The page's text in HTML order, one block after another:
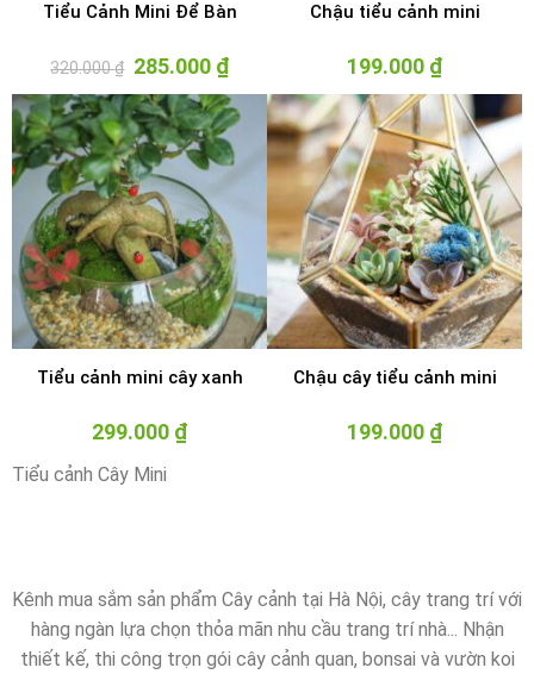
Tiểu Cảnh Mini Để Bàn
320.000₫ Giá
gốc
là:
320.000 ₫.
285.000 ₫Giá
hiện
tại
là:
285.000 ₫.
Chậu tiểu cảnh mini
199.000 ₫
Tiểu cảnh mini cây xanh
299.000 ₫
Chậu cây tiểu cảnh mini
199.000 ₫
Tiểu cảnh Cây Mini
Kênh mua sắm sản phẩm Cây cảnh tại Hà Nội, cây trang trí với
hàng ngàn lựa chọn thỏa mãn nhu cầu trang trí nhà... Nhận
thiết kế, thi công trọn gói cây cảnh quan, bonsai và vườn koi